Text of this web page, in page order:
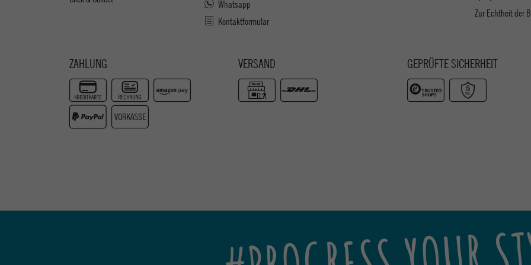
Whatsapp
Kontaktformular
Zur Echtheit der
ZAHLUNG VERSAND GEPRÜFTE SICHERHEIT